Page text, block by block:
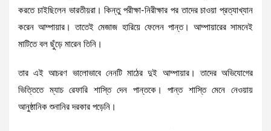
করতে চাইছিলেন ভারতীয়রা। কিন্তু পরীক্ষা-নিরীক্ষার পর তাদের চাওয়া প্রত্যাখ্যান
করেন আম্পায়ার। তাতেই মেজাজ হারিয়ে ফেলেন পান্ত। আম্পায়ারের সামনেই
মাটিতে বল ছুঁড়ে মারেন তিনি।
তার এই আচরণ ভালোভাবে নেনটি মাঠের দুই আম্পায়ার। তাদের অভিযোগের
ভিত্তিতে ম্যাচ রেফারি শাস্তি দেন পান্তকে। পান্ত শাস্তি মেনে নেওয়ায়
আনুষ্ঠানিক শুনানির দরকার পড়েনি।